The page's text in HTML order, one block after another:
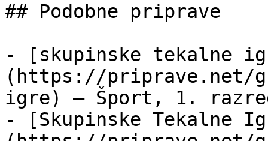
## Podobne priprave
- [skupinske tekalne
(https://priprave.net/
igre) — Šport, 1.
- [Skupinske Tekalne